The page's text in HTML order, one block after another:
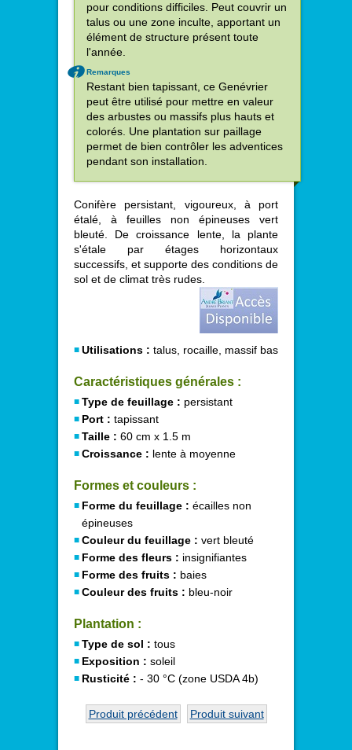
pour conditions difficiles. Peut couvrir un
talus ou une zone inculte, apportant un
élément de structure présent toute
l'année.
Remarques
Restant bien tapissant, ce Genévrier
peut être utilisé pour mettre en valeur
des arbustes ou massifs plus hauts et
colorés. Une plantation sur paillage
permet de bien contrôler les adventices
pendant son installation.
Conifère persistant, vigoureux, à port
étalé, à feuilles non épineuses vert
bleuté. De croissance lente, la plante
s'étale par étages horizontaux
successifs, et supporte des conditions de
sol et de climat très rudes.
Utilisations : talus, rocaille, massif bas
Caractéristiques générales :
Type de feuillage : persistant
Port : tapissant
Taille : 60 cm x 1.5 m
Croissance : lente à moyenne
Formes et couleurs :
Forme du feuillage : écailles non
épineuses
Couleur du feuillage : vert bleuté
Forme des fleurs : insignifiantes
Forme des fruits : baies
Couleur des fruits : bleu-noir
Plantation :
Type de sol : tous
Exposition : soleil
Rusticité : - 30 °C (zone USDA 4b)
Produit précédent Produit suivant